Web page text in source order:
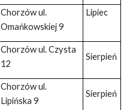
Chorzów ul.
Omańkowskiej 9
Lipiec
Chorzów ul. Czysta
12
Sierpień
Chorzów ul.
Lipińska 9
Sierpień